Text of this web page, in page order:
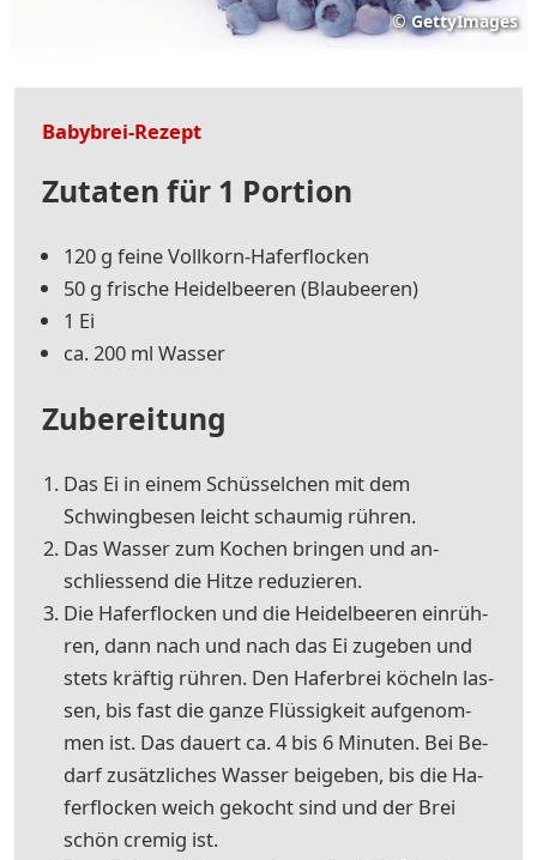
© GettyImages
Babybrei-Rezept
Zutaten für 1 Portion
120 g fei­ne Voll­korn-Ha­fer­flo­cken
50 g fri­sche Heidelbeeren (Blau­bee­ren)
1 Ei
ca. 200 ml Was­ser
Zubereitung
Das Ei in ei­nem Schüs­sel­chen mit dem
Schwing­be­sen leicht schau­mig rüh­ren.
Das Was­ser zum Ko­chen brin­gen und an­
schlies­send die Hit­ze re­du­zie­ren.
Die Ha­fer­flo­cken und die Heidelbeeren ein­rüh­
ren, dann nach und nach das Ei zu­ge­ben und
stets kräf­tig rüh­ren. Den Ha­fer­brei kö­cheln las­
sen, bis fast die gan­ze Flüs­sig­keit auf­ge­nom­
men ist. Das dau­ert ca. 4 bis 6 Mi­nu­ten. Bei Be­
darf zu­sätz­li­ches Was­ser bei­geben, bis die Ha­
fer­flo­cken weich ge­kocht sind und der Brei
schön cre­mig ist.